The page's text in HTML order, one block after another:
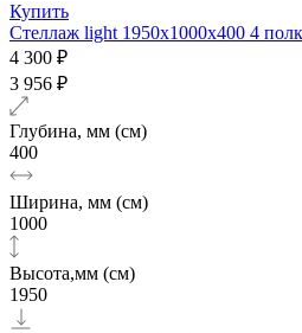
Купить
Стеллаж light 1950х1000x400 4
4 300 ₽
3 956 ₽
Глубина, мм (см)
400
Ширина, мм (см)
1000
Высота,мм (см)
1950